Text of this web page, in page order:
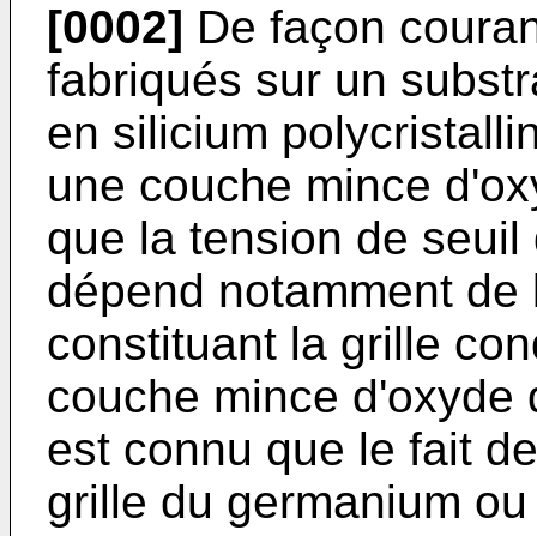
[0002] De façon
fabriqués sur un
en silicium
une couche mince
que la tension de
dépend notamment
constituant la grille
couche mince d'oxyde
est connu que le fait
grille du germanium